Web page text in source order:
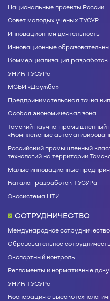
Национальные проекты России
Совет молодых ученых ТУСУР
Инновационная деятельность
Инновационные
Коммерциализация разработок
УНИК ТУСУРа
МСБИ «Дружба»
Предпринимательская точка
Особая экономическая зона
Томский научно-промышленный
«Комплексные
Российский промышленный
технологий на территории
Малые инновационные
Каталог разработок ТУСУРа
Экосистема НТИ
СОТРУДНИЧЕСТВО
Международное сотрудничество
Образовательное
Экспортный контроль
Регламенты и нормативные
УНИК ТУСУРа
Кооперация с